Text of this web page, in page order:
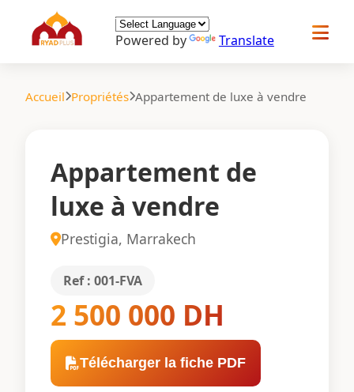
Powered by Translate
Accueil Propriétés Appartement de luxe à vendre
Appartement de
luxe à vendre
Prestigia, Marrakech
Ref : 001-FVA
2 500 000 DH
Télécharger la fiche PDF